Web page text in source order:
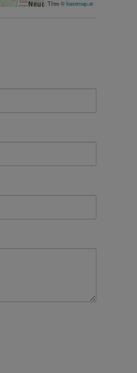
Tiles ©basemap.at